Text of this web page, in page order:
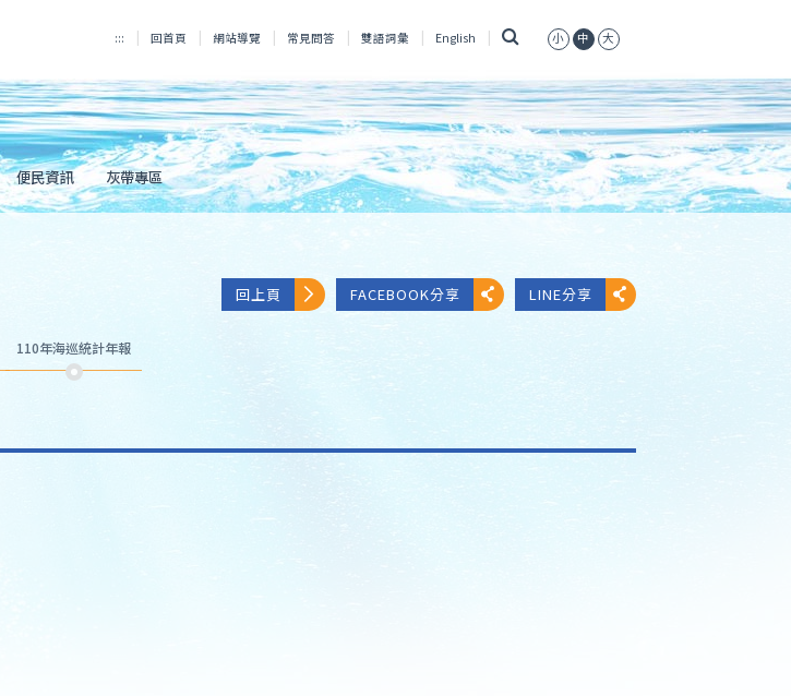
::: 回首頁 網站導覽 常見問答 雙語詞彙 English 小 中 大
便民資訊 灰帶專區
回上頁 FACEBOOK分享 LINE分享
110年海巡統計年報